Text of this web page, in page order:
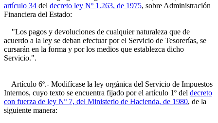
artículo 34 del decreto ley Nº 1.263, de 1975, sobre Administración
Financiera del Estado:
"Los pagos y devoluciones de cualquier naturaleza que de
acuerdo a la ley se deban efectuar por el Servicio de Tesorerías, se
cursarán en la forma y por los medios que establezca dicho
Servicio.".
Artículo 6º.- Modifícase la ley orgánica del Servicio de Impuestos
Internos, cuyo texto se encuentra fijado por el artículo 1º del decreto
con fuerza de ley Nº 7, del Ministerio de Hacienda, de 1980, de la
siguiente manera: